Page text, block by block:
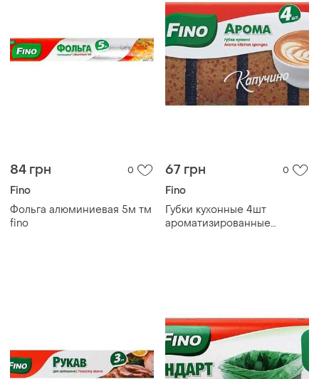
84 грн 0
Fino
Фольга алюминиевая 5м тм
fino
67 грн 0
Fino
Губки кухонные 4шт
ароматизированные